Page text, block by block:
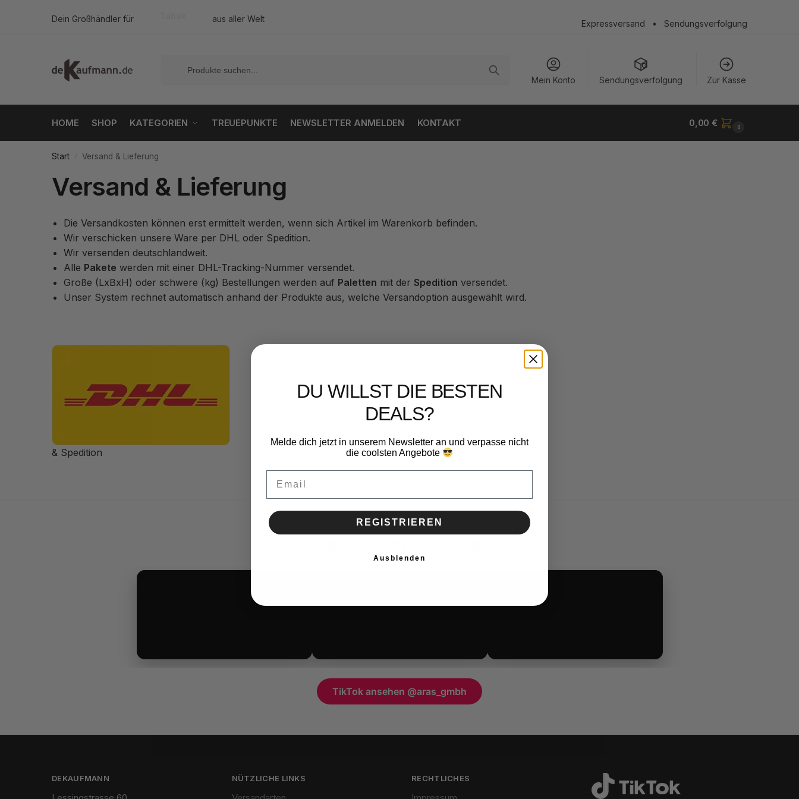
Dein Großhändler für aus aller Welt Expressversand • Sendungsverfolgung
Mein Konto Sendungsverfolgung Zur Kasse
HOME SHOP KATEGORIEN TREUEPUNKTE NEWSLETTER ANMELDEN KONTAKT 0,00 € 0
Start Versand & Lieferung
Versand & Lieferung
Die Versandkosten können erst ermittelt werden, wenn sich Artikel im Warenkorb befinden.
Wir verschicken unsere Ware per DHL oder Spedition.
Wir versenden deutschlandweit.
Alle Pakete werden mit einer DHL-Tracking-Nummer versendet.
Große (LxBxH) oder schwere (kg) Bestellungen werden auf Paletten mit der Spedition versendet.
Unser System rechnet automatisch anhand der Produkte aus, welche Versandoption ausgewählt wird.
& Spedition
TikTok ansehen @aras_gmbh
DEKAUFMANN NÜTZLICHE LINKS RECHTLICHES
DU WILLST DIE BESTEN
DEALS?
Melde dich jetzt in unserem Newsletter an und verpasse nicht
die coolsten Angebote
REGISTRIEREN
Ausblenden